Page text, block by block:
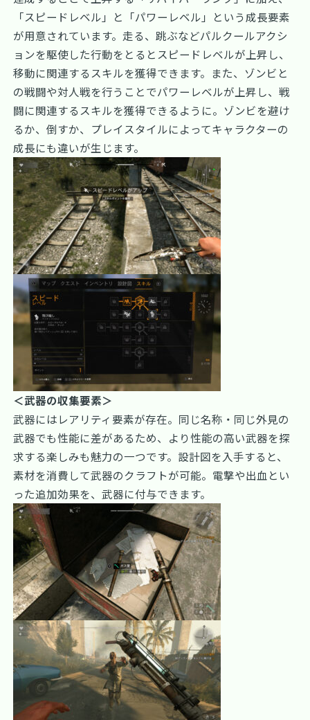
「スピードレベル」と「パワーレベル」という成長要素
が用意されています。走る、跳ぶなどパルクールアクシ
ョンを駆使した行動をとるとスピードレベルが上昇し、
移動に関連するスキルを獲得できます。また、ゾンビと
の戦闘や対人戦を行うことでパワーレベルが上昇し、戦
闘に関連するスキルを獲得できるように。ゾンビを避け
るか、倒すか、プレイスタイルによってキャラクターの
成長にも違いが生じます。
＜武器の収集要素＞
武器にはレアリティ要素が存在。同じ名称・同じ外見の
武器でも性能に差があるため、より性能の高い武器を探
求する楽しみも魅力の一つです。設計図を入手すると、
素材を消費して武器のクラフトが可能。電撃や出血とい
った追加効果を、武器に付与できます。